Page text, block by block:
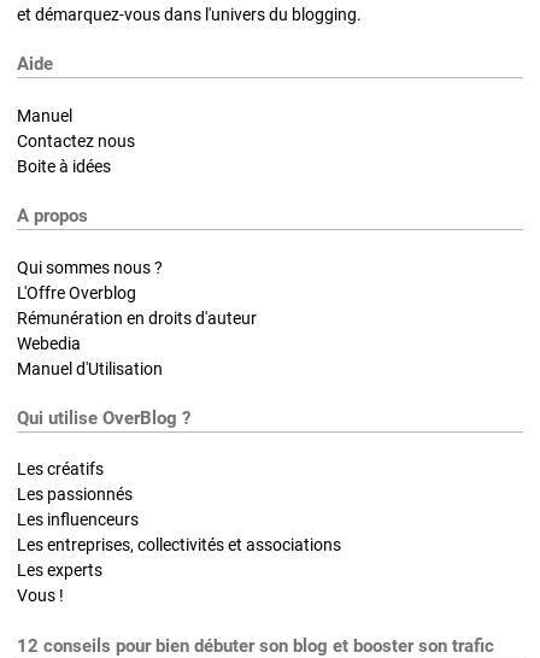
et démarquez-vous dans l'univers du blogging.
Aide
Manuel
Contactez nous
Boite à idées
A propos
Qui sommes nous ?
L'Offre Overblog
Rémunération en droits d'auteur
Webedia
Manuel d'Utilisation
Qui utilise OverBlog ?
Les créatifs
Les passionnés
Les influenceurs
Les entreprises, collectivités et associations
Les experts
Vous !
12 conseils pour bien débuter son blog et booster son trafic